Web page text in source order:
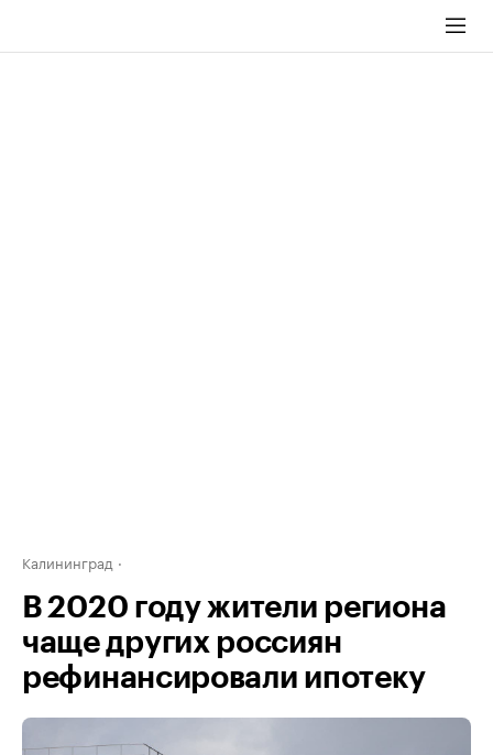
Калининград
В 2020 году жители региона
чаще других россиян
рефинансировали ипотеку